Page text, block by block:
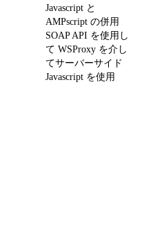
Javascript と
AMPscript の併用
SOAP API を使用し
て WSProxy を介し
てサーバーサイド
Javascript を使用